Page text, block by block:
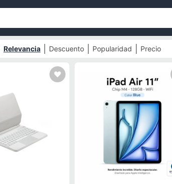
Relevancia Descuento Popularidad Precio